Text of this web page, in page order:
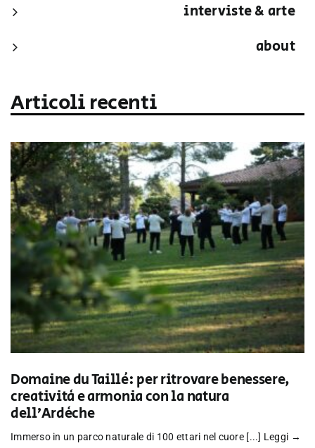
interviste & arte
about
Articoli recenti
Domaine du Taillé: per ritrovare benessere,
creatività e armonia con la natura
dell’Ardèche
Immerso in un parco naturale di 100 ettari nel cuore [...] Leggi →